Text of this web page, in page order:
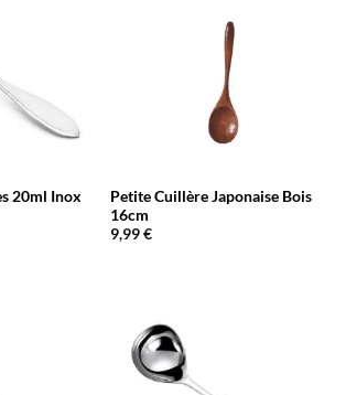
20ml Inox
Petite Cuillère Japonaise Bois
16cm
9,99€